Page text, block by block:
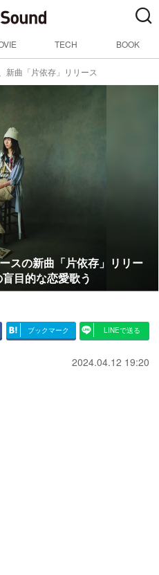
TECH BOOK
新曲「片依存」リリース
スの新曲「片依存」リリー
目的な恋愛歌う
ブックマーク LINEで送る
2024.04.12 19:20